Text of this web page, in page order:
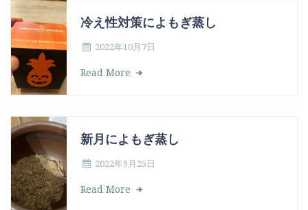
冷え性対策によもぎ蒸し
2022年10月7日
Read More
新月によもぎ蒸し
2022年9月25日
Read More